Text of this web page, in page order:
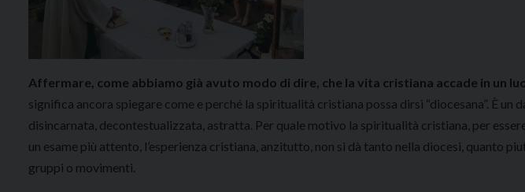
Affermare, come abbiamo già avuto modo di dire, che la vita cristiana accade in un
significa ancora spiegare come e perché la spiritualità cristiana possa dirsi “diocesana”. È un
disincarnata, decontestualizzata, astratta. Per quale motivo la spiritualità cristiana, per
un esame più attento, l’esperienza cristiana, anzitutto, non si dà tanto nella diocesi, quanto
gruppi o movimenti.